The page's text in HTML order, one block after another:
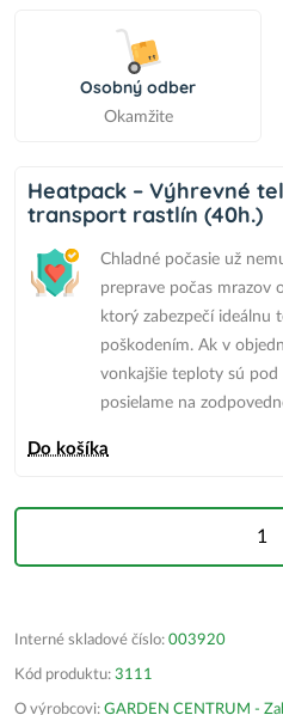
Osobný odber
Okamžite
Heatpack – Výhrevné
transport rastlín (40h.)
Chladné počasie už
preprave počas mrazov
ktorý zabezpečí ideálnu
poškodením. Ak v
vonkajšie teploty sú
posielame na
Do košíka
Interné skladové číslo: 003920
Kód produktu: 3111
O výrobcovi: GARDEN CENTRUM -